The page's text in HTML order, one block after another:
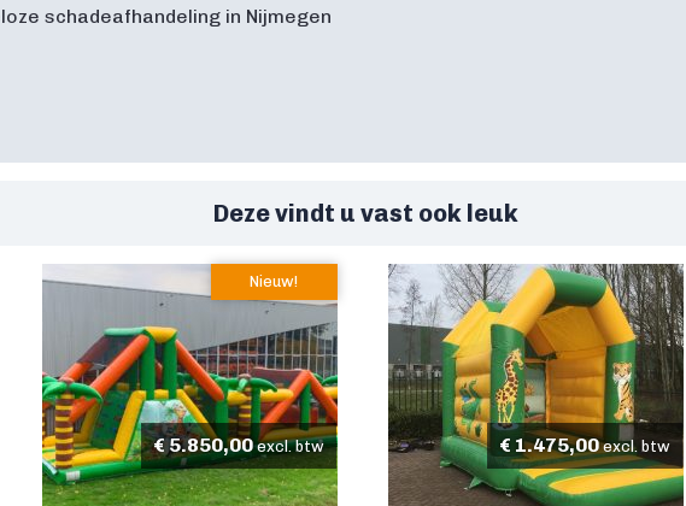
schadeafhandeling in Nijmegen
Deze vindt u vast ook leuk
Nieuw!
€5.850,00 excl. btw € 1.475,00 excl. btw